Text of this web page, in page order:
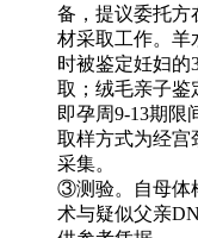
备，提议委托方
材采取工作。羊
时被鉴定妊妇的
取；绒毛亲子鉴
即孕周9-13期限
取样方式为经宫
采集。
③测验。自母体
术与疑似父亲